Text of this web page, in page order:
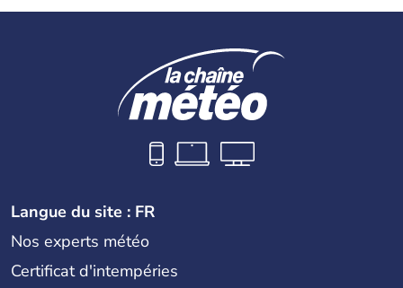
Langue du site : FR
Nos experts météo
Certificat d'intempéries